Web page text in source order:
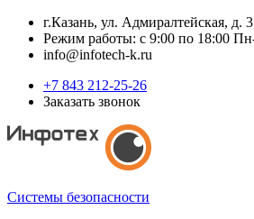
г.Казань, ул. Адмиралтейская, д.
Режим работы: с 9:00 по 18:00
info@infotech-k.ru
+7 843 212-25-26
Заказать звонок
Системы безопасности